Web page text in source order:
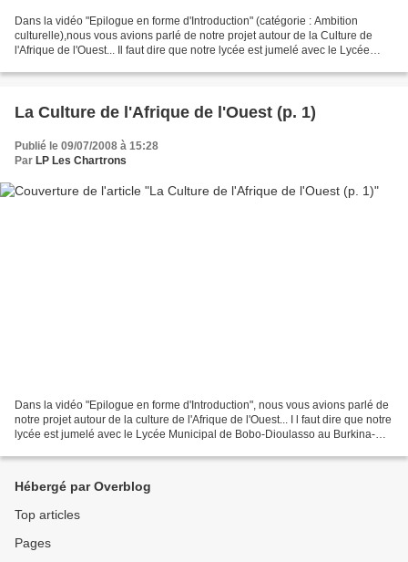
Dans la vidéo "Epilogue en forme d'Introduction" (catégorie : Ambition
culturelle),nous vous avions parlé de notre projet autour de la Culture de
l'Afrique de l'Ouest... Il faut dire que notre lycée est jumelé avec le Lycée
La Culture de l'Afrique de l'Ouest (p. 1)
Publié le 09/07/2008 à 15:28
Par LP Les Chartrons
Dans la vidéo "Epilogue en forme d'Introduction", nous vous avions parlé de
notre projet autour de la culture de l'Afrique de l'Ouest... I l faut dire que notre
lycée est jumelé avec le Lycée Municipal de Bobo-Dioulasso au Burkina-
Hébergé par Overblog
Top articles
Pages